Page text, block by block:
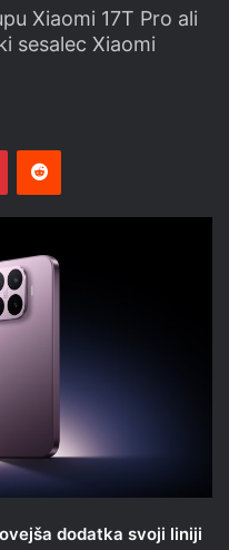
Xiaomi 17T Pro ali
sesalec Xiaomi
PinterestReddit
dodatka svoji liniji